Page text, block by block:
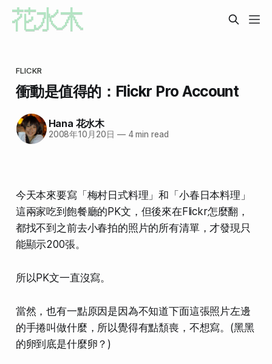
FLICKR
衝動是值得的：Flickr Pro Account
Hana 花水木
2008年10月20日 —4 min read
今天本來要寫「梅村日式料理」和「小春日本料理」
這兩家吃到飽餐廳的PK文 ，但後來在Flickr怎麼翻，
都找不到之前去小春拍的照片的所有清單，才發現只
能顯示200張。
所以PK文一直沒寫。
當然，也有一點原因是因為不知道下面這張照片左邊
的手捲叫做什麼 ，所以覺得有點頹喪，不想寫。(黑黑
的卵到底是什麼卵？)